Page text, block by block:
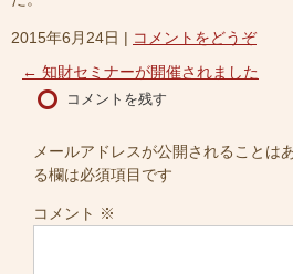
2015年6月24日 | コメントをどうぞ
← 知財セミナーが開催されました
コメントを残す
メールアドレスが公開されることは
る欄は必須項目です
コメント ※